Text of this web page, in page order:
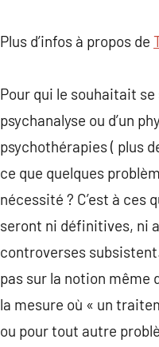
Plus d’infos à propos de
Pour qui le souhaitait
psychanalyse ou d’un
psychothérapies ( plus
ce que quelques
nécessité ? C’est à
seront ni définitives, ni
controverses
pas sur la notion même
la mesure où « un
ou pour tout autre